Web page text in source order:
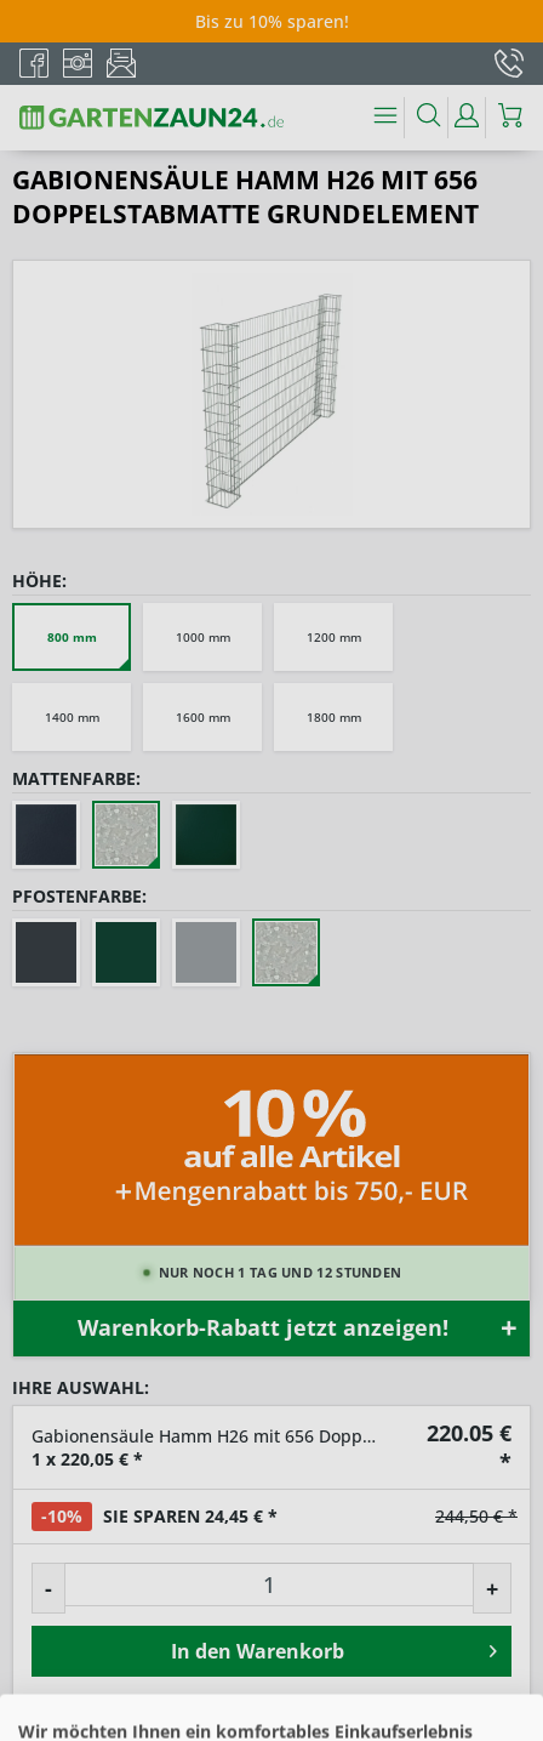
Bis zu 10% sparen!
GABIONENSÄULE HAMM H26 MIT 656
DOPPELSTABMATTE GRUNDELEMENT
HÖHE:
800 mm 1000 mm 1200 mm
1400 mm 1600 mm 1800 mm
MATTENFARBE:
PFOSTENFARBE:
NUR NOCH 1 TAG UND 12 STUNDEN
Warenkorb-Rabatt jetzt anzeigen!
IHRE AUSWAHL:
Gabionensäule Hamm H26 mit 656 Doppelstabmatte Grundelement
1 x 220,05 € *
220.05 €
*
-10% SIE SPAREN 24,45 € * 244,50 € *
- +
In den Warenkorb
Preise inkl. gesetzlicher MwSt.zzgl. Versandkosten
Wir möchten Ihnen ein komfortables Einkaufserlebnis